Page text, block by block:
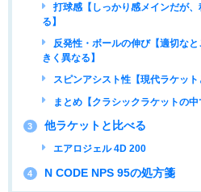
打球感【しっかり感メインだが
る】
反発性・ボールの伸び【適切な
きく異なる】
スピンアシスト性【現代ラケット
まとめ【クラシックラケットの中
3 他ラケットと比べる
エアロジェル 4D 200
4 N CODE NPS 95の処方箋